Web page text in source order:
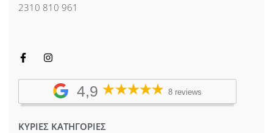
2310 810 961
4,9 8 reviews
ΚΥΡΙΕΣ ΚΑΤΗΓΟΡΙΕΣ